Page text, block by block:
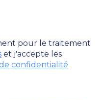
pour le traitement
et j'accepte les
confidentialité